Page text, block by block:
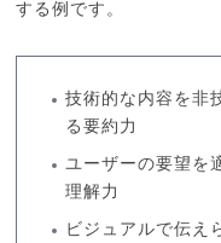
する例です。
技術的な内容を非
る要約力
ユーザーの要望を
理解力
ビジュアルで伝え